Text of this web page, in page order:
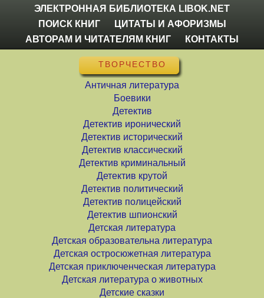
ЭЛЕКТРОННАЯ БИБЛИОТЕКА LIBOK.NET
ПОИСК КНИГ
ЦИТАТЫ И АФОРИЗМЫ
АВТОРАМ И ЧИТАТЕЛЯМ КНИГ
КОНТАКТЫ
ТВОРЧЕСТВО
Античная литература
Боевики
Детектив
Детектив иронический
Детектив исторический
Детектив классический
Детектив криминальный
Детектив крутой
Детектив политический
Детектив полицейский
Детектив шпионский
Детская литература
Детская образовательна литература
Детская остросюжетная литература
Детская приключенческая литература
Детская литература о животных
Детские сказки